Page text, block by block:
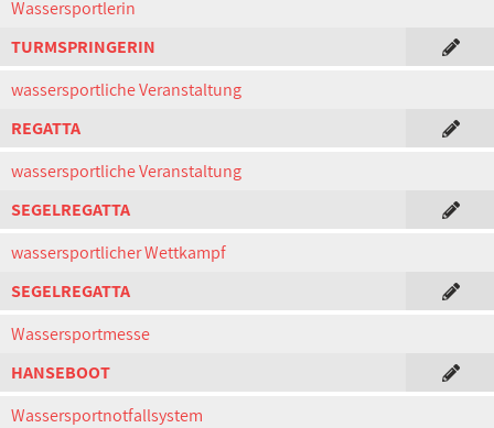
Wassersportlerin
TURMSPRINGERIN
wassersportliche Veranstaltung
REGATTA
wassersportliche Veranstaltung
SEGELREGATTA
wassersportlicher Wettkampf
SEGELREGATTA
Wassersportmesse
HANSEBOOT
Wassersportnotfallsystem